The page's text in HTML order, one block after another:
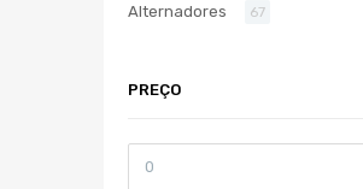
Alternadores 67
PREÇO
mínimo